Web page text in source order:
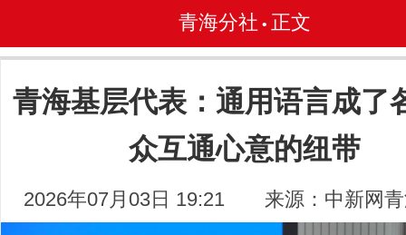
青海分社 • 正文
青海基层代表：通用语言成了
众互通心意的纽带
2026年07月03日 19:21 来源：中新网